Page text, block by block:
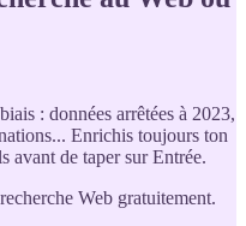
: données arrêtées à 2023,
Enrichis toujours ton
avant de taper sur Entrée.
Web gratuitement.